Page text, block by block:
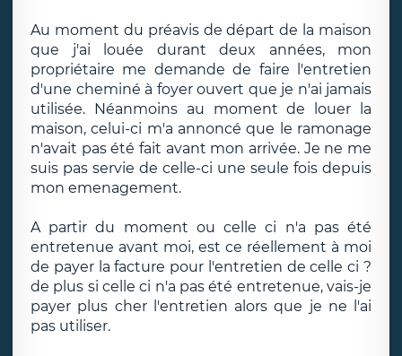
Au moment du préavis de départ de la maison
que j'ai louée durant deux années, mon
propriétaire me demande de faire l'entretien
d'une cheminé à foyer ouvert que je n'ai jamais
utilisée. Néanmoins au moment de louer la
maison, celui-ci m'a annoncé que le ramonage
n'avait pas été fait avant mon arrivée. Je ne me
suis pas servie de celle-ci une seule fois depuis
mon emenagement.
A partir du moment ou celle ci n'a pas été
entretenue avant moi, est ce réellement à moi
de payer la facture pour l'entretien de celle ci ?
de plus si celle ci n'a pas été entretenue, vais-je
payer plus cher l'entretien alors que je ne l'ai
pas utiliser.